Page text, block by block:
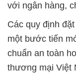
với ngân hàng,
Các quy định
một bước tiến
chuẩn an toàn
thương mại Việt